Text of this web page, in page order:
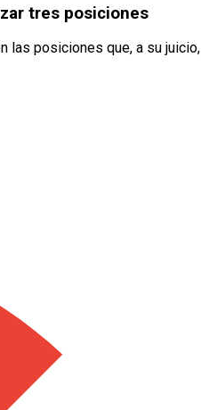
tres posiciones
las posiciones que, a su juicio,